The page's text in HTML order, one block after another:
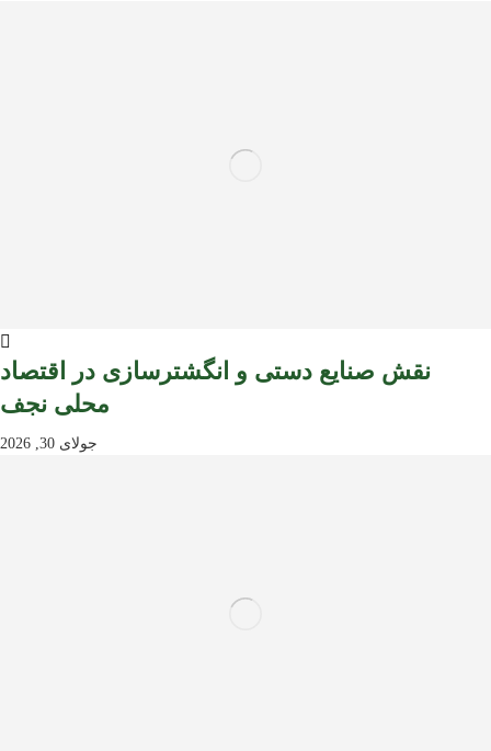
نقش صنایع دستی و انگشترسازی در اقتصاد
محلی نجف
جولای 30, 2026